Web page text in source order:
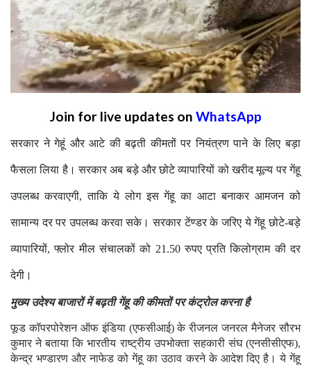
Join for live updates on WhatsApp
सरकार ने गेहूं और आटे की बढ़ती कीमतों पर नियंत्रण पाने के लिए बड़ा
फैसला लिया है। सरकार अब बड़े और छोटे व्यापारियों को खरीद मूल्य पर गेंहू
उपलब्ध करवाएगी, ताकि ये लोग इस गेंहू का आटा बनाकर आमजन को
सामान्य दर पर उपलब्ध करवा सके। सरकार टेंण्डर के जरिए ये गेंहू छोटे-बड़े
व्यापारियों, फ्लोर मील संचालकों को 21.50 रुपए प्रति किलोग्राम की दर
देगी।
मुख्य उदेश्य बाजारों में बढ़ती गेंहू की कीमतों पर कंट्रोल करना है
फूड कॉपरपोरेशन ऑफ इंडिया (एफसीआई) के रीजनल जनरल मैनेजर सौरभ
कुमार ने बताया कि भारतीय राष्ट्रीय उपभोक्ता सहकारी संघ (एनसीसीएफ),
केन्द्र भण्डारण और नाफेड को गेंहू का उठाव करने के आदेश दिए है। ये गेंहू